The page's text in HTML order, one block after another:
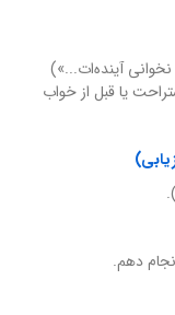
آینده‌ات...»)
یا قبل از خواب